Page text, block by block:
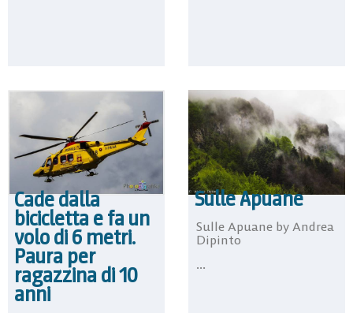
Cade dalla
bicicletta e fa un
volo di 6 metri.
Paura per
ragazzina di 10
anni
Sulle Apuane
Sulle Apuane by Andrea
Dipinto
...